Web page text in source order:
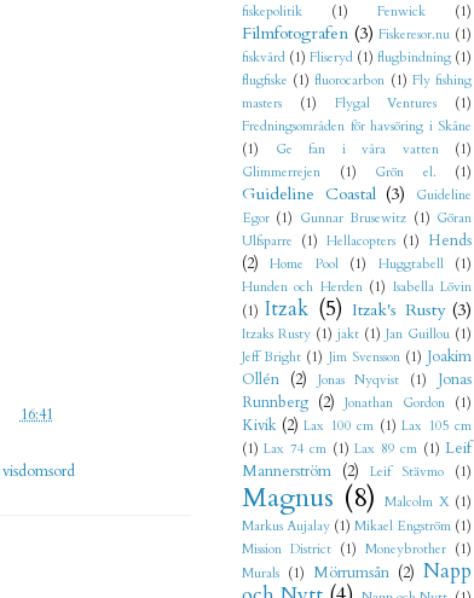
kl.16:41
visdomsord
fiskepolitik
(1) Fenwick (1)
Filmfotografen (3) Fiskeresor.nu (1)
fiskvård (1) Fliseryd (1) flugbindning (1)
flugfiske (1) fluorocarbon (1) Fly fishing
masters
(1) Flygal Ventures
(1)
Fredningsområden för havsöring i Skåne
(1)
Ge fan i våra vatten
(1)
Glimmerrejen
(1) Grön el. (1)
Guideline Coastal (3)
Guideline
Egor (1) Gunnar Brusewitz (1) Göran
Ulfsparre (1) Hellacopters (1) Hends
(2)
Home Pool (1) Huggtabell
(1)
Hunden och Herden (1) Isabella Lövin
(1) Itzak (5) Itzak's Rusty (3)
Itzaks Rusty (1) jakt (1) Jan Guillou (1)
Jeff Bright (1) Jim Svensson (1) Joakim
Ollén (2) Jonas Nyqvist (1)
Jonas
Runnberg (2) Jonathan Gordon (1)
Kivik (2) Lax 100 cm (1) Lax 105 cm
(1) Lax 74 cm (1) Lax 89 cm (1) Leif
Mannerström (2) Leif Stävmo (1)
Magnus (8) Malcolm X (1)
Markus Aujalay (1) Mikael Engström (1)
Mission District (1) Moneybrother (1)
Murals (1) Mörrumsån (2) Napp